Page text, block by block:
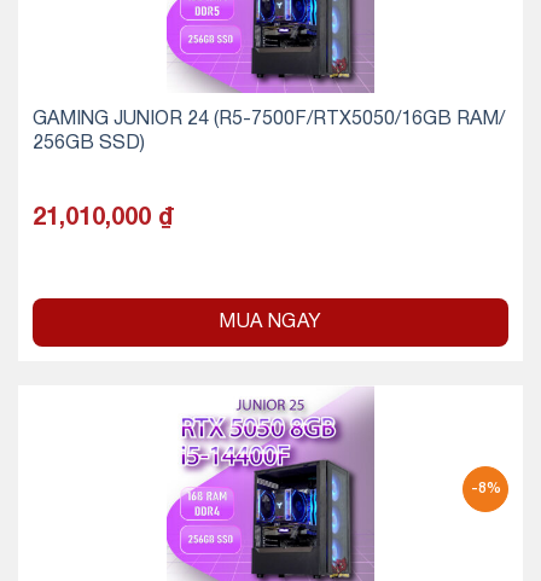
GAMING JUNIOR 24 (R5-7500F/RTX5050/16GB RAM/
256GB SSD)
21,010,000 ₫
MUA NGAY
-8%